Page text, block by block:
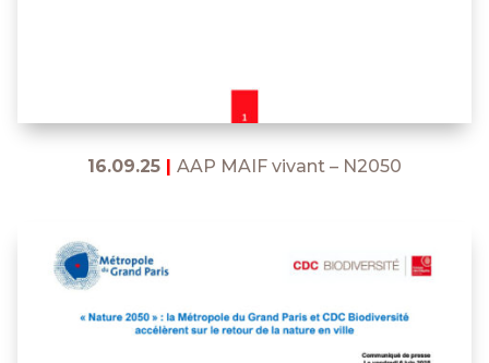
16.09.25 AAP MAIF vivant – N2050